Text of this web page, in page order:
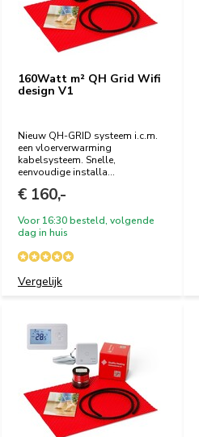
160Watt m² QH Grid Wifi
design V1
Nieuw QH-GRID systeem i.c.m.
een vloerverwarming
kabelsysteem. Snelle,
eenvoudige installa...
€ 160,-
Voor 16:30 besteld, volgende
dag in huis
Vergelijk